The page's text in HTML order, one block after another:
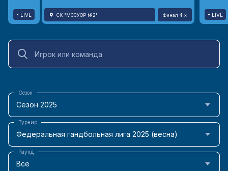
LIVE СК "МССУОР №2" Финал 4-х LIVE
Сезон 2025
Сезон
Федеральная гандбольная лига 2025 (весна)
Турнир
Все
Раунд